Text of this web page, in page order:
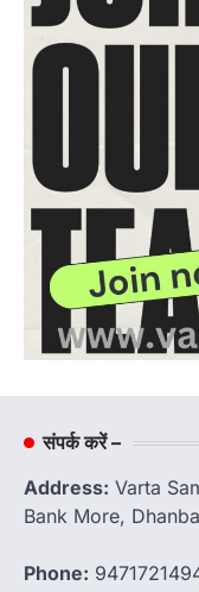
संपर्क करें –
Address: Varta
Bank More,
Phone: